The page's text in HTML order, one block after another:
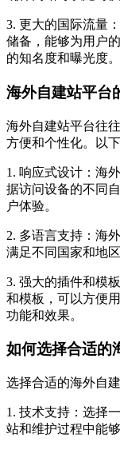
3. 更大的国际流量
储备，能够为用户
的知名度和曝光度。
海外自建站平台
海外自建站平台往
方便和个性化。以
1. 响应式设计：海
据访问设备的不同
户体验。
2. 多语言支持：海
满足不同国家和地
3. 强大的插件和模
和模板，可以方便
功能和效果。
如何选择合适的
选择合适的海外自
1. 技术支持：选择
站和维护过程中能